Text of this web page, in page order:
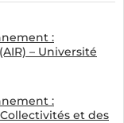
souvent
recherche.
pour rédiger
ce qui peut
:
– Université
:
et des